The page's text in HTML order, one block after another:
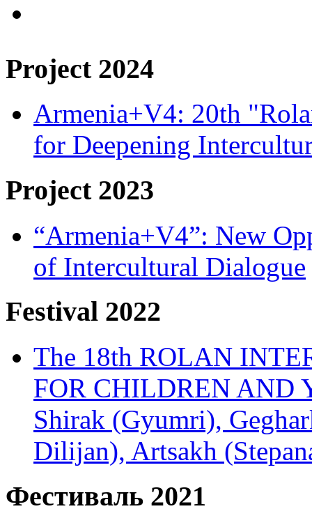
Project 2024
Armenia+V4: 20th
for Deepening
Project 2023
“Armenia+V4”: New
of Intercultural Dialogue
Festival 2022
The 18th ROLAN
FOR CHILDREN AND
Shirak (Gyumri),
Dilijan), Artsakh
Фестиваль 2021